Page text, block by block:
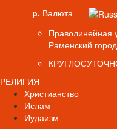
р. Валюта
Праволинейная
Раменский
РЕЛИГИЯ
Христианство
Ислам
Иудаизм